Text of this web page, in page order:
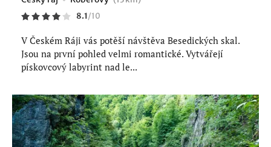
8.1/10
V Českém Ráji vás potěší návštěva Besedických skal.
Jsou na první pohled velmi romantické. Vytvářejí
pískovcový labyrint nad le...